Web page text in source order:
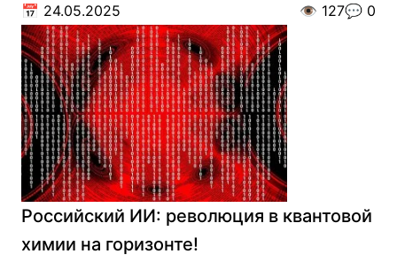
📅 24.05.2025 👁️ 127💬 0
Российский ИИ: революция в квантовой
химии на горизонте!